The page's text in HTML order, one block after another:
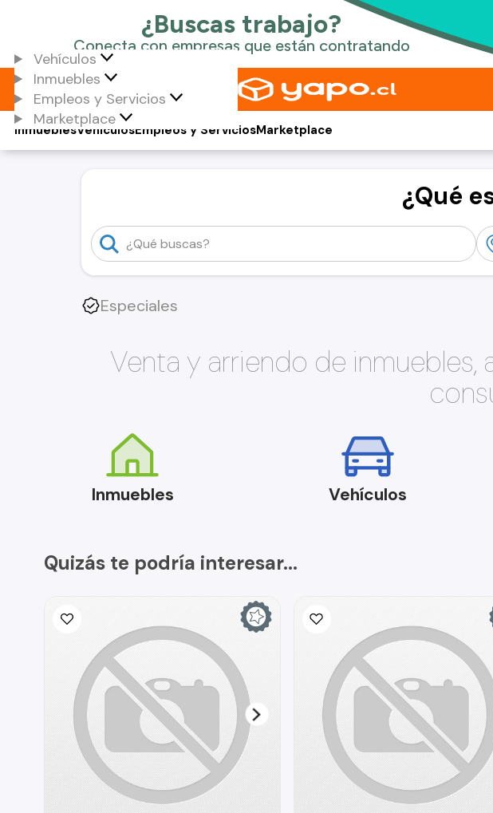
Vehículos
Inmuebles
Empleos y Servicios
Marketplace
Vehículos
Inmuebles Empleos y ServiciosMarketplace
¿Qué
Especiales
Venta y arriendo de
Inmuebles Vehículos
Quizás te podría interesar...